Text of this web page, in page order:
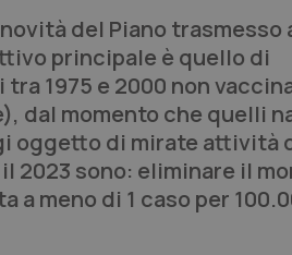
del Piano trasmesso
principale è quello di
1975 e 2000 non
dal momento che quelli
oggetto di mirate attività
sono: eliminare il
meno di 1 caso per